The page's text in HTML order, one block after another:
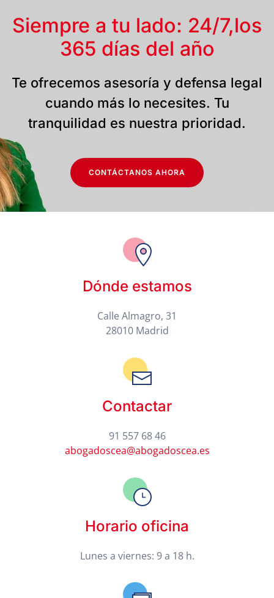
Siempre a tu lado: 24/7,los
365 días del año
Te ofrecemos asesoría y defensa legal
cuando más lo necesites. Tu
tranquilidad es nuestra prioridad.
CONTÁCTANOS AHORA
Dónde estamos
Calle Almagro, 31
28010 Madrid
Contactar
91 557 68 46
abogadoscea@abogadoscea.es
Horario oficina
Lunes a viernes: 9 a 18 h.